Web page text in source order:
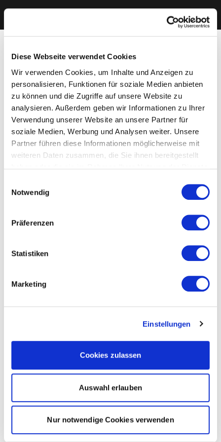
Diese Webseite verwendet Cookies
Wir verwenden Cookies, um Inhalte und Anzeigen zu
personalisieren, Funktionen für soziale Medien anbieten
zu können und die Zugriffe auf unsere Website zu
analysieren. Außerdem geben wir Informationen zu Ihrer
Verwendung unserer Website an unsere Partner für
soziale Medien, Werbung und Analysen weiter. Unsere
Partner führen diese Informationen möglicherweise mit
weiteren Daten zusammen, die Sie ihnen bereitgestellt
Cookies, wenn Sie unsere Webseite weiterhin nutzen.
Notwendig
Präferenzen
Statistiken
Marketing
Einstellungen
Cookies zulassen
Auswahl erlauben
Nur notwendige Cookies verwenden